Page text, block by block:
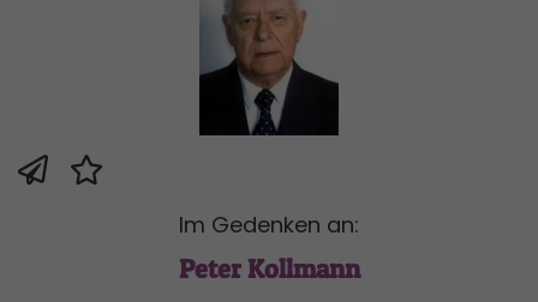
Im Gedenken an:
Peter Kollmann